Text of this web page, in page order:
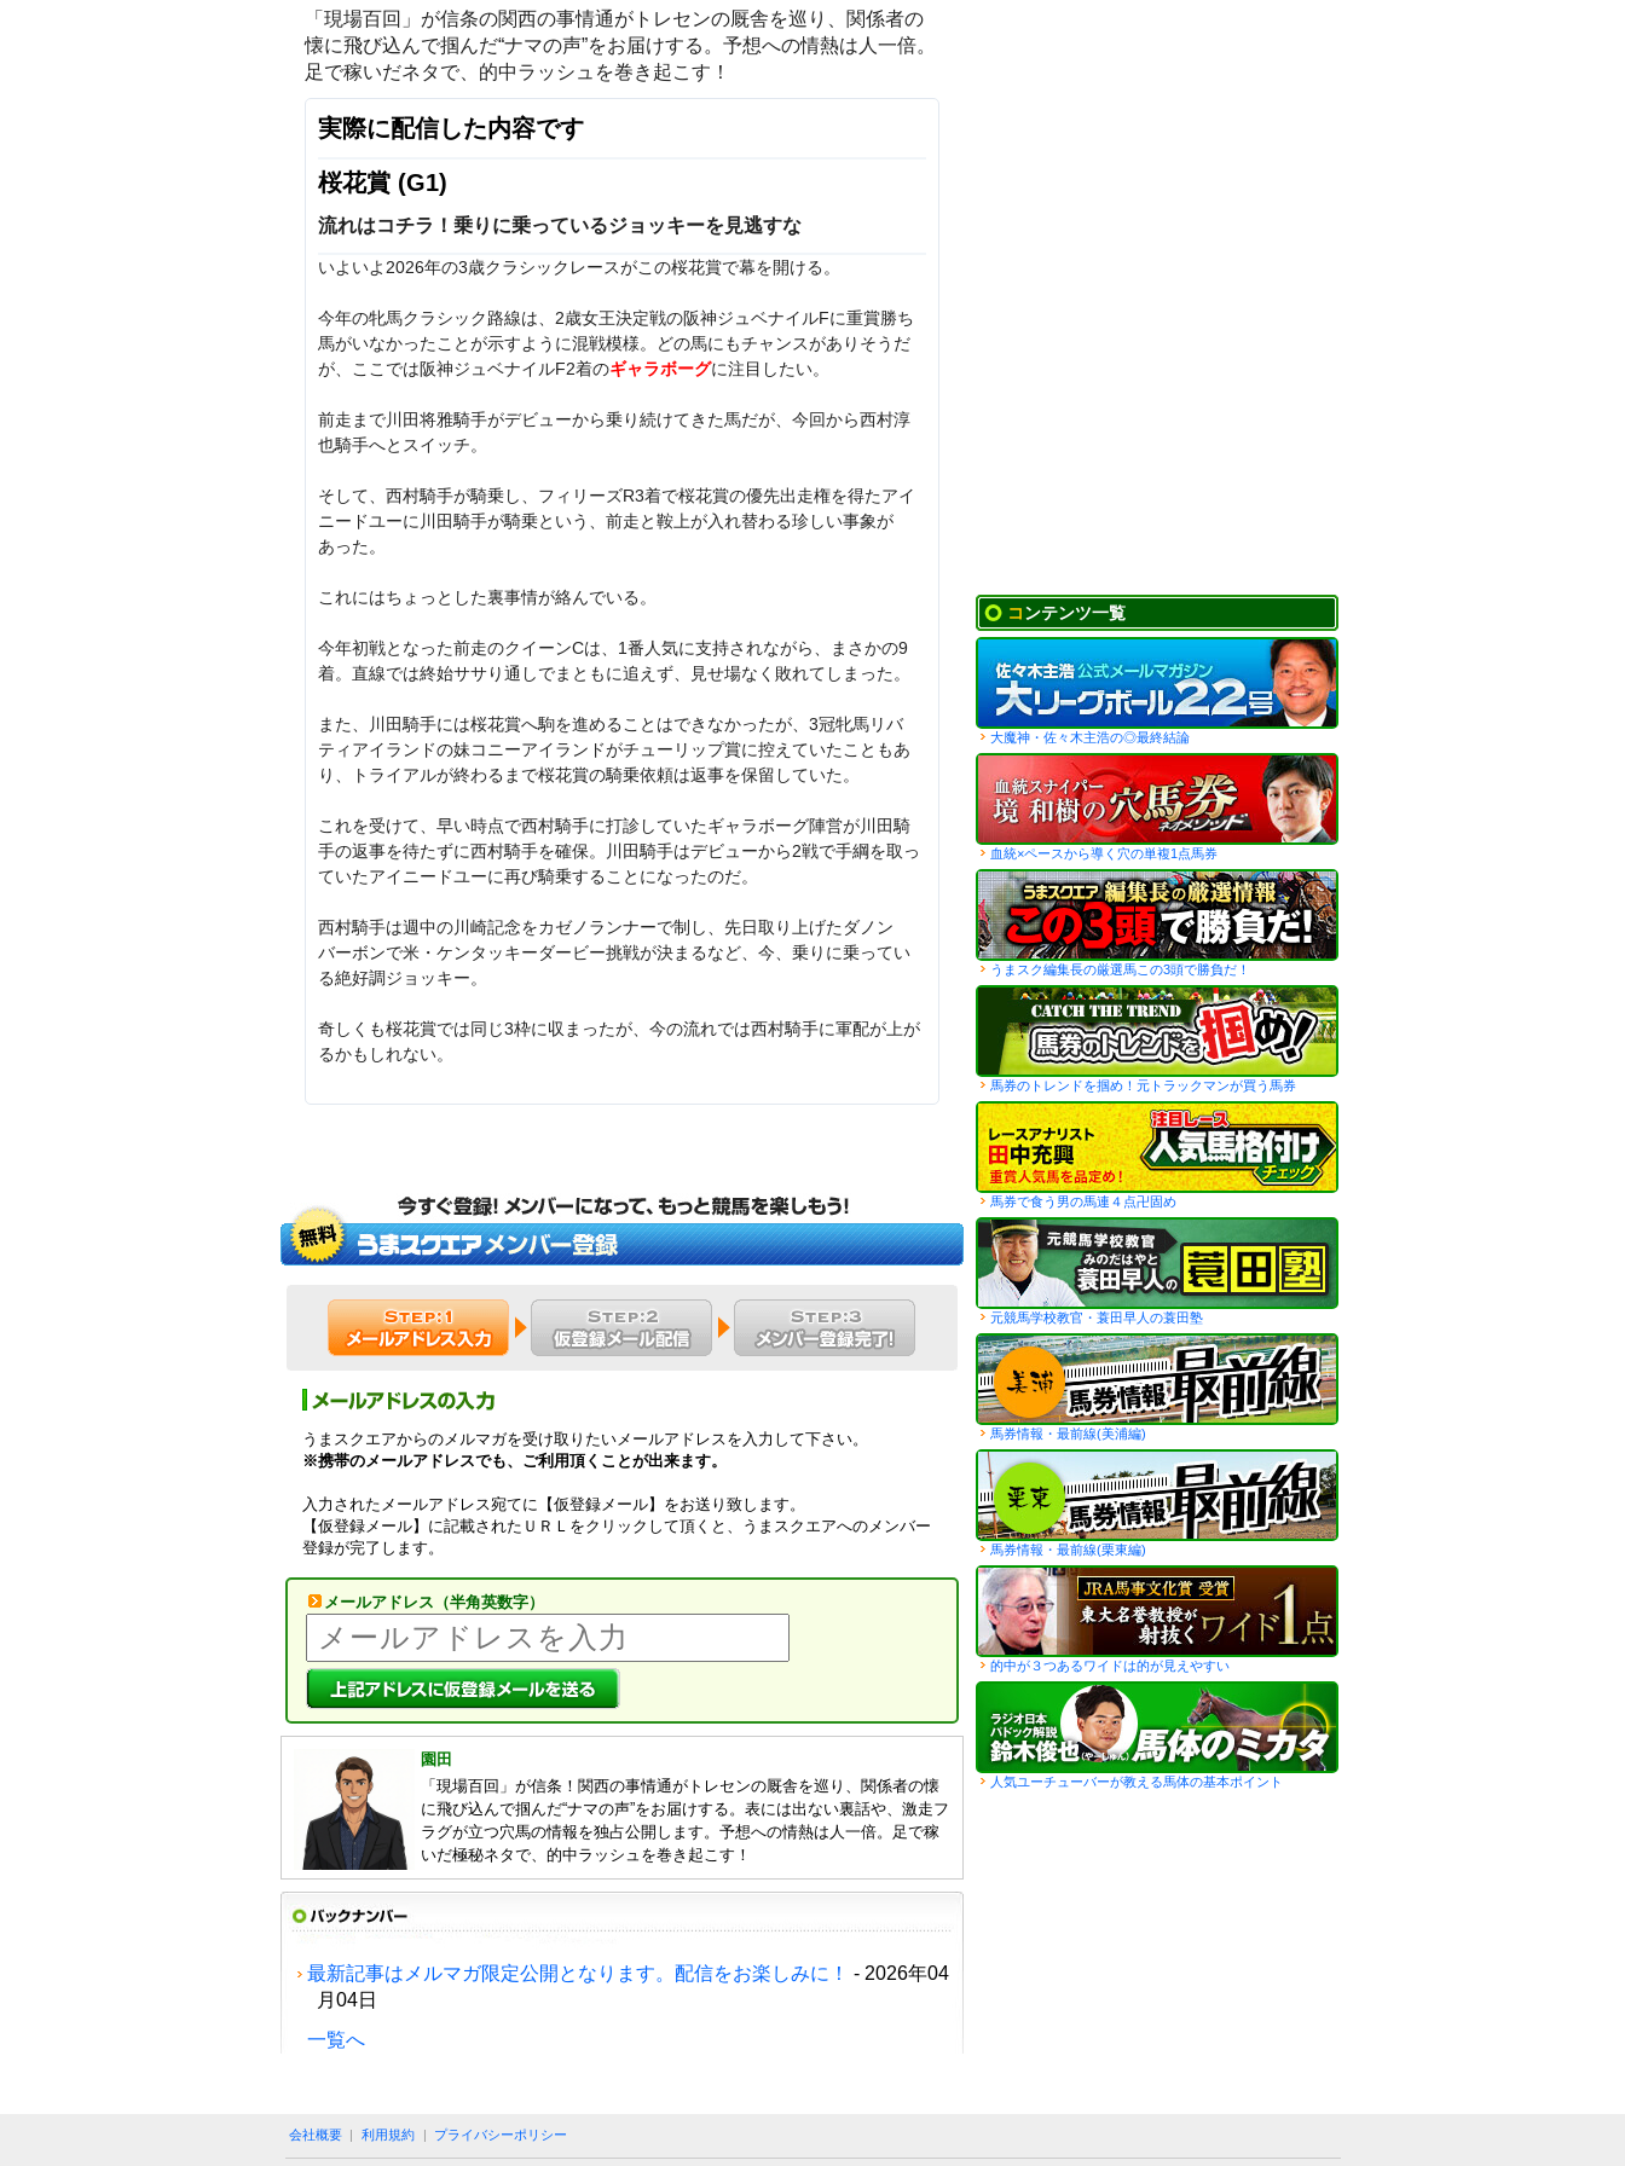
「現場百回」が信条の関西の事情通がトレセンの厩舎を巡り、関係者の
懐に飛び込んで掴んだ“ナマの声”をお届けする。予想への情熱は人一倍。
足で稼いだネタで、的中ラッシュを巻き起こす！
実際に配信した内容です
桜花賞 (G1)
流れはコチラ！乗りに乗っているジョッキーを見逃すな
いよいよ2026年の3歳クラシックレースがこの桜花賞で幕を開ける。
今年の牝馬クラシック路線は、2歳女王決定戦の阪神ジュベナイルFに重賞勝ち
馬がいなかったことが示すように混戦模様。どの馬にもチャンスがありそうだ
が、ここでは阪神ジュベナイルF2着のギャラボーグに注目したい。
前走まで川田将雅騎手がデビューから乗り続けてきた馬だが、今回から西村淳
也騎手へとスイッチ。
そして、西村騎手が騎乗し、フィリーズR3着で桜花賞の優先出走権を得たアイ
ニードユーに川田騎手が騎乗という、前走と鞍上が入れ替わる珍しい事象が
あった。
これにはちょっとした裏事情が絡んでいる。
今年初戦となった前走のクイーンCは、1番人気に支持されながら、まさかの9
着。直線では終始ササり通しでまともに追えず、見せ場なく敗れてしまった。
また、川田騎手には桜花賞へ駒を進めることはできなかったが、3冠牝馬リバ
ティアイランドの妹コニーアイランドがチューリップ賞に控えていたこともあ
り、トライアルが終わるまで桜花賞の騎乗依頼は返事を保留していた。
これを受けて、早い時点で西村騎手に打診していたギャラボーグ陣営が川田騎
手の返事を待たずに西村騎手を確保。川田騎手はデビューから2戦で手綱を取っ
ていたアイニードユーに再び騎乗することになったのだ。
西村騎手は週中の川崎記念をカゼノランナーで制し、先日取り上げたダノン
バーボンで米・ケンタッキーダービー挑戦が決まるなど、今、乗りに乗ってい
る絶好調ジョッキー。
奇しくも桜花賞では同じ3枠に収まったが、今の流れでは西村騎手に軍配が上が
るかもしれない。
うまスクエアからのメルマガを受け取りたいメールアドレスを入力して下さい。
※携帯のメールアドレスでも、ご利用頂くことが出来ます。
入力されたメールアドレス宛てに【仮登録メール】をお送り致します。
【仮登録メール】に記載されたＵＲＬをクリックして頂くと、うまスクエアへのメンバー
登録が完了します。
メールアドレス（半角英数字）
園田
「現場百回」が信条！関西の事情通がトレセンの厩舎を巡り、関係者の懐
に飛び込んで掴んだ“ナマの声”をお届けする。表には出ない裏話や、激走フ
ラグが立つ穴馬の情報を独占公開します。予想への情熱は人一倍。足で稼
いだ極秘ネタで、的中ラッシュを巻き起こす！
最新記事はメルマガ限定公開となります。配信をお楽しみに！
- 2026年04
月04日
一覧へ
コンテンツ一覧
大魔神・佐々木主浩の◎最終結論
血統×ペースから導く穴の単複1点馬券
うまスク編集長の厳選馬この3頭で勝負だ！
馬券のトレンドを掴め！元トラックマンが買う馬券
馬券で食う男の馬連４点卍固め
元競馬学校教官・蓑田早人の蓑田塾
馬券情報・最前線(美浦編)
馬券情報・最前線(栗東編)
的中が３つあるワイドは的が見えやすい
人気ユーチューバーが教える馬体の基本ポイント
会社概要 利用規約 プライバシーポリシー